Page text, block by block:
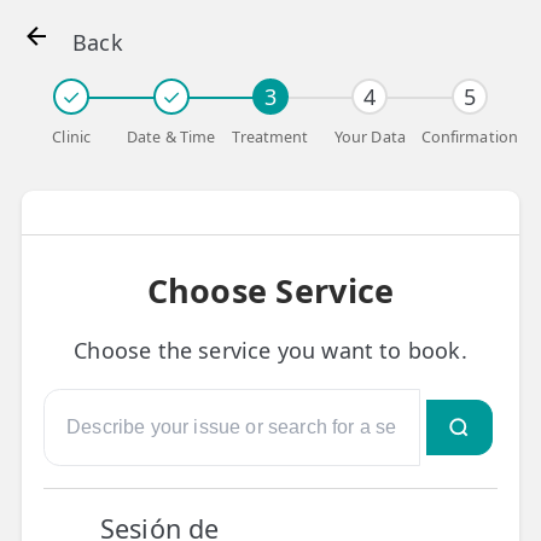
🇬🇧 English
GENERAL
👩‍⚕️ Fisioterapeutas
🔍 Especialidades
Back
✓
Clinic
✓
Date & Time
3
Treatment
4
Your Data
5
Confirmation
Choose Service
Choose the service you want to book.
Sesión de